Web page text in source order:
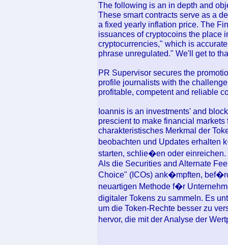
The following is an in depth and
These smart contracts serve as a
a fixed yearly inflation price. The
issuances of cryptocoins the place
cryptocurrencies," which is
phrase unregulated." We'll get to
PR Supervisor secures the
profile journalists with the
profitable, competent and reliable
Ioannis is an investments' and
prescient to make financial
charakteristisches Merkmal der
beobachten und Updates erhalten
starten, schlie�en oder einreichen.
Als die Securities and Alternate
Choice" (ICOs) ank�mpften,
neuartigen Methode f�r
digitaler Tokens zu sammeln. Es
um die Token-Rechte besser zu
hervor, die mit der Analyse der